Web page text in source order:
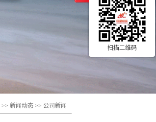
>> 新闻动态 >> 公司新闻
扫描二维码